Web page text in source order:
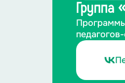
Группа